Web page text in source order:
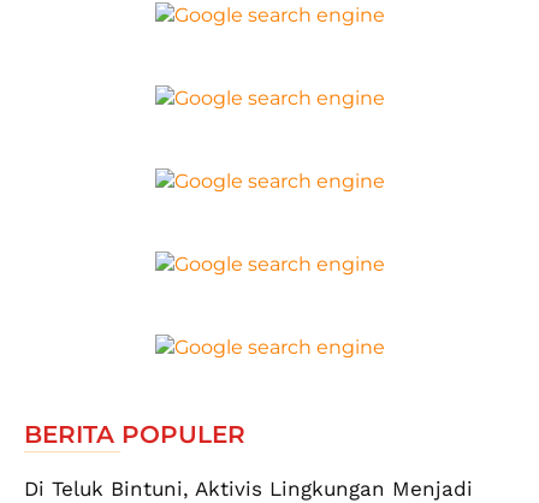
BERITA POPULER
Di Teluk Bintuni, Aktivis Lingkungan Menjadi